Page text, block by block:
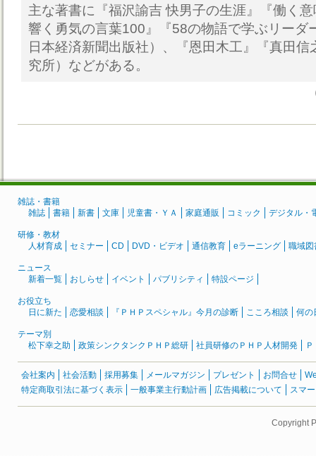
主な著書に『福沢諭吉 快男子の生涯』『働く
響く勇気の言葉100』『58の物語で学ぶリーダ
日本経済新聞出版社）、『恩田木工』『真田
究所）などがある。
雑誌・書籍
雑誌
書籍 新書 文庫 児童書・ＹＡ 家庭通販 コミック デジタル・
研修・教材
人材育成
セミナー CD DVD・ビデオ 通信教育 eラーニング 職域図
ニュース
新着一覧
おしらせ イベント パブリシティ 特設ページ
お役立ち
日に新た
恋愛相談 『ＰＨＰスペシャル』今月の診断 こころ相談 何の
テーマ別
松下幸之助
政策シンクタンクＰＨＰ総研 社員研修のＰＨＰ人材開発
会社案内 社会活動 採用募集 メールマガジン プレゼント お問合せ
特定商取引法に基づく表示
一般事業主行動計画 広告掲載について スマ
Copyright